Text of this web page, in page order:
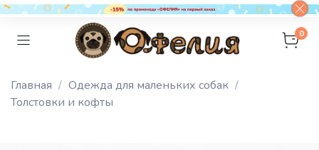
0
Главная
Одежда для маленьких собак
Толстовки и кофты